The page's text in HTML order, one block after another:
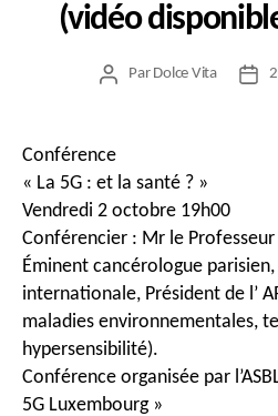
(vidéo
Auteur
Par Dolce Vita
Date
Conférence
« La 5G : et la santé ? »
Vendredi 2 octobre 19h00
Conférencier : Mr le
Éminent cancérologue
internationale, Président de l’
maladies environnementales,
hypersensibilité).
Conférence organisée par
5G Luxembourg »